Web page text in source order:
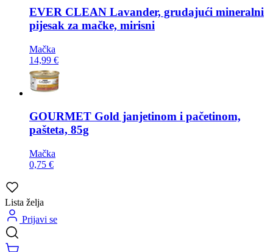
EVER CLEAN Lavander, grudajući mineralni
pijesak za mačke, mirisni
Mačka
14,99 €
GOURMET Gold janjetinom i pačetinom,
pašteta, 85g
Mačka
0,75 €
Lista želja
Prijavi se